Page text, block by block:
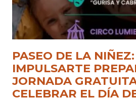
PASEO DE LA NIÑEZ:
IMPULSARTE
JORNADA
CELEBRAR EL DÍA